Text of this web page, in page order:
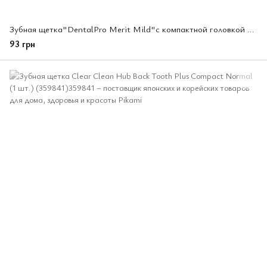
Зубная щетка"DentalPro Merit Mild"с компактной головкой с комбинированными щетинкам(212203)
93 грн